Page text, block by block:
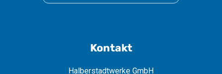
Kontakt
Halberstadtwerke GmbH